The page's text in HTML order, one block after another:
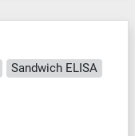
Sandwich ELISA